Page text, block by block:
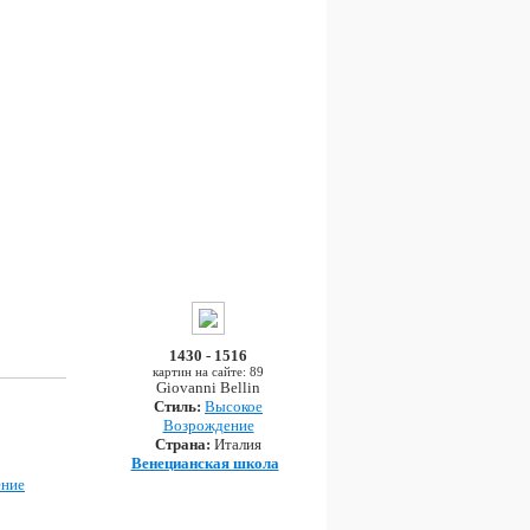
1430 - 1516
картин на сайте: 89
Giovanni Bellin
Стиль: Высокое
Возрождение
Страна: Италия
Венецианская школа